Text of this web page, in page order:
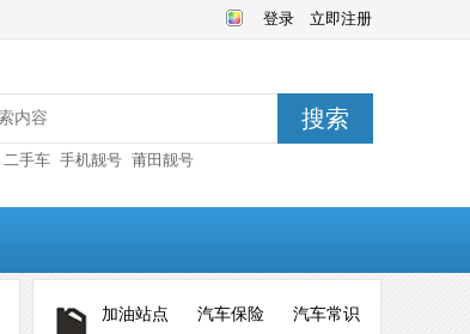
登录 立即注册
搜索
二手车 手机靓号 莆田靓号
加油站点 汽车保险
汽车常识